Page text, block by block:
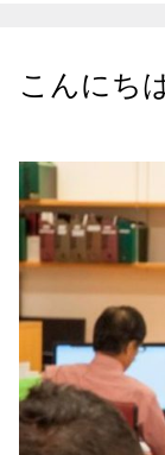
こんにちは